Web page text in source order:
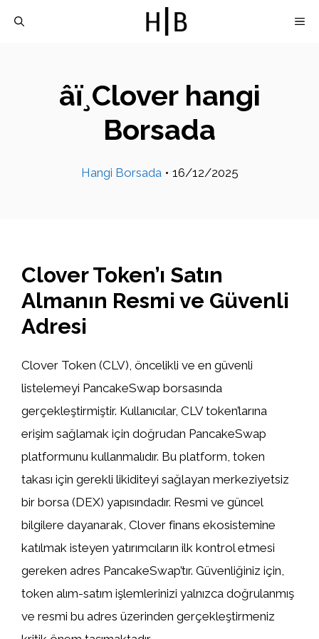
âï¸Clover hangi
Borsada
Hangi Borsada • 16/12/2025
Clover Token’ı Satın
Almanın Resmi ve Güvenli
Adresi
Clover Token (CLV), öncelikli ve en güvenli
listelemeyi PancakeSwap borsasında
gerçekleştirmiştir. Kullanıcılar, CLV token’larına
erişim sağlamak için doğrudan PancakeSwap
platformunu kullanmalıdır. Bu platform, token
takası için gerekli likiditeyi sağlayan merkeziyetsiz
bir borsa (DEX) yapısındadır. Resmi ve güncel
bilgilere dayanarak, Clover finans ekosistemine
katılmak isteyen yatırımcıların ilk kontrol etmesi
gereken adres PancakeSwap’tır. Güvenliğiniz için,
token alım-satım işlemlerinizi yalnızca doğrulanmış
ve resmi bu adres üzerinden gerçekleştirmeniz